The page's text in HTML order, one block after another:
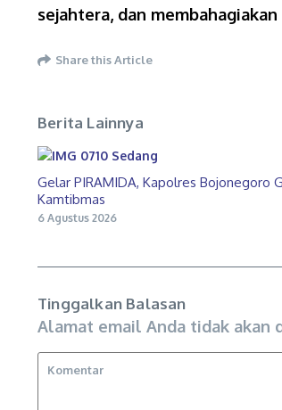
sejahtera, dan
Share this Article
Berita Lainnya
Gelar PIRAMIDA, Kapolres Bojonegoro
Kamtibmas
6 Agustus 2026
Tinggalkan Balasan
Alamat email Anda tidak akan